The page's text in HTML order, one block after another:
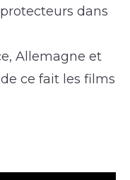
dans
Allemagne et
ce fait les films